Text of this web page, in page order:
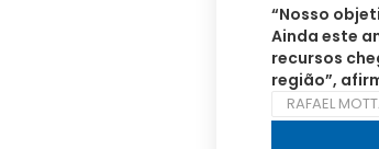
“Nosso
Ainda este
recursos
região”,
RAFAEL